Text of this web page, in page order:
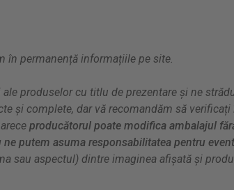
în permanență informațiile pe site.
produselor cu titlu de prezentare și ne
și complete, dar vă recomandăm să
producătorul poate modifica ambalajul
ne putem asuma responsabilitatea pentru
sau aspectul) dintre imaginea afișată și